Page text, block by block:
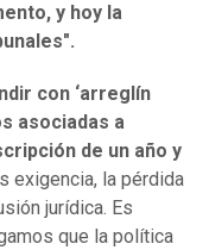
y hoy la
con ‘arreglín
asociadas a
de un año y
exigencia, la pérdida
jurídica. Es
que la política